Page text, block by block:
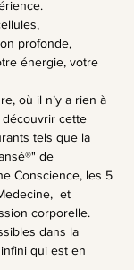
profonde,
énergie, votre
où il n’y a rien à
cette
tels que la
de
Conscience, les 5
et
corporelle.
dans la
qui est en